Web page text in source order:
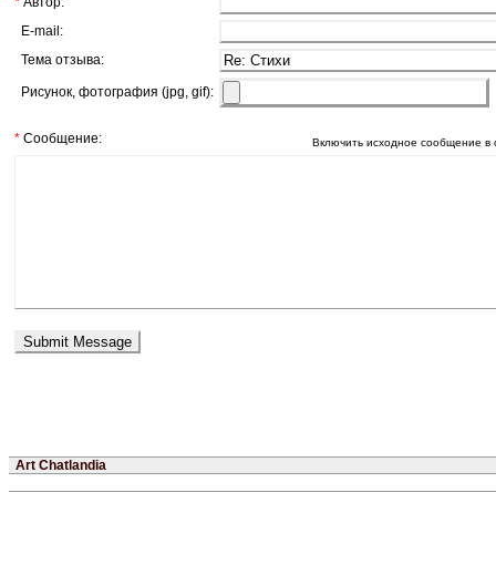
E-mail:
Тема отзыва:
Рисунок, фотография (jpg, gif):
* Сообщение: Включить исходное сообщение в
Art Chatlandia